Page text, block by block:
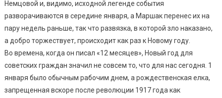
Немцовой и, видимо, исходной легенде события
разворачиваются в середине января, а Маршак перенес их на
пару недель раньше, так что развязка, в которой зло наказано,
а добро торжествует, происходит как раз к Новому году.
Во времена, когда он писал «12 месяцев», Новый год для
советских граждан значил не совсем то, что для нас сегодня. 1
января было обычным рабочим днем, а рождественская елка,
запрещенная вскоре после революции 1917 года как